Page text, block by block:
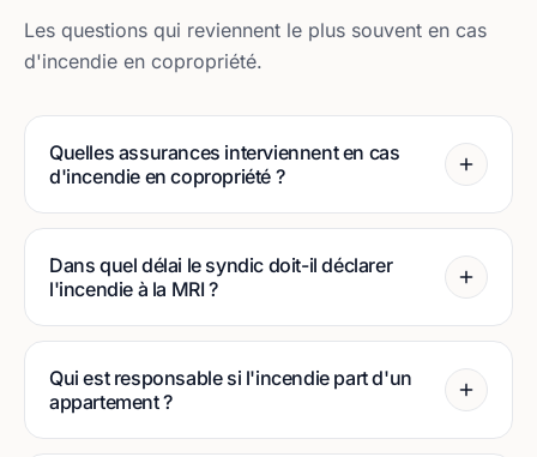
Les questions qui reviennent le plus souvent en cas
d'incendie en copropriété.
Quelles assurances interviennent en cas
d'incendie en copropriété ?
Dans quel délai le syndic doit-il déclarer
l'incendie à la MRI ?
Qui est responsable si l'incendie part d'un
appartement ?